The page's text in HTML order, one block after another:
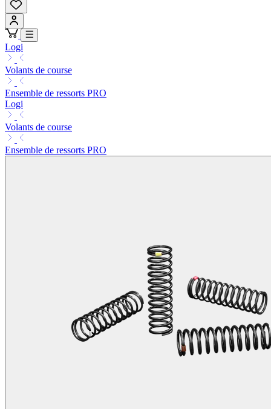
Logi
Volants de course
Ensemble de ressorts PRO
Logi
Volants de course
Ensemble de ressorts PRO